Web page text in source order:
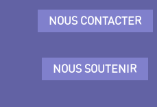
NOUS CONTACTER
NOUS SOUTENIR